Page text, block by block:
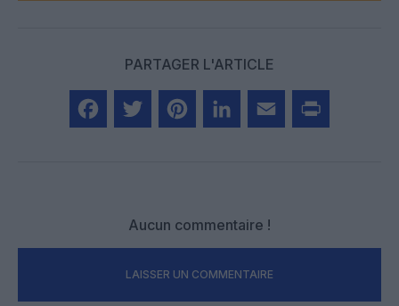
PARTAGER L'ARTICLE
Aucun commentaire !
LAISSER UN COMMENTAIRE